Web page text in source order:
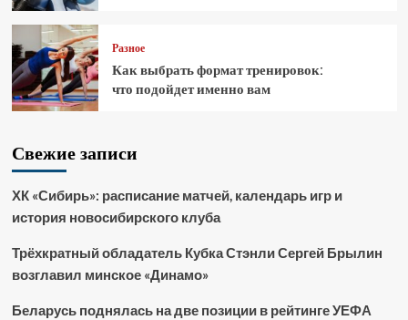
Разное
Как выбрать формат тренировок:
что подойдет именно вам
Свежие записи
ХК «Сибирь»: расписание матчей, календарь игр и
история новосибирского клуба
Трёхкратный обладатель Кубка Стэнли Сергей Брылин
возглавил минское «Динамо»
Беларусь поднялась на две позиции в рейтинге УЕФА